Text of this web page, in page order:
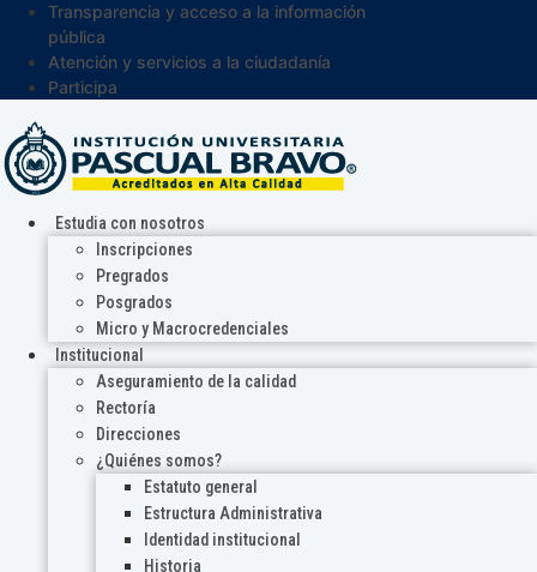
Transparencia y acceso a la información
pública
Atención y servicios a la ciudadanía
Participa
Estudia con nosotros
Inscripciones
Pregrados
Posgrados
Micro y Macrocredenciales
Institucional
Aseguramiento de la calidad
Rectoría
Direcciones
¿Quiénes somos?
Estatuto general
Estructura Administrativa
Identidad institucional
Historia